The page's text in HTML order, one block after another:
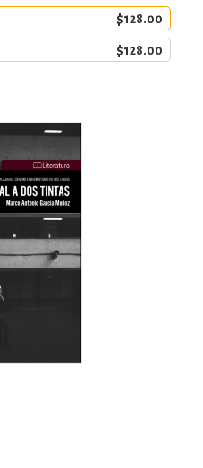
$128.00
$128.00